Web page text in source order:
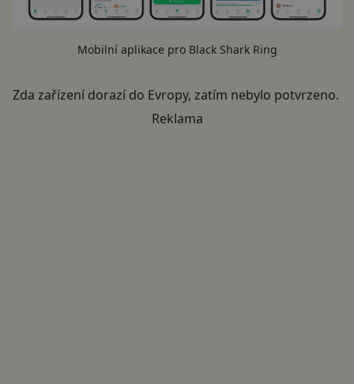
Mobilní aplikace pro Black Shark Ring
Zda zařízení dorazí do Evropy, zatím nebylo potvrzeno.
Reklama